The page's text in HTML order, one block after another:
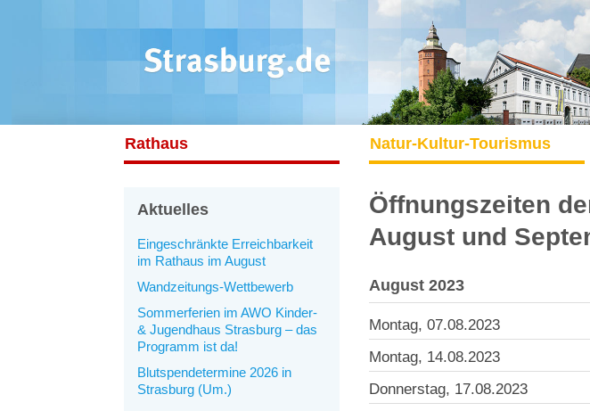
Rathaus Natur-Kultur-Tourismus
Aktuelles
Eingeschränkte Erreichbarkeit
im Rathaus im August
Wandzeitungs-Wettbewerb
Sommerferien im AWO Kinder-
& Jugendhaus Strasburg – das
Programm ist da!
Blutspendetermine 2026 in
Strasburg (Um.)
Öffnungszeiten
August und
August 2023
Montag, 07.08.2023
Montag, 14.08.2023
Donnerstag, 17.08.2023